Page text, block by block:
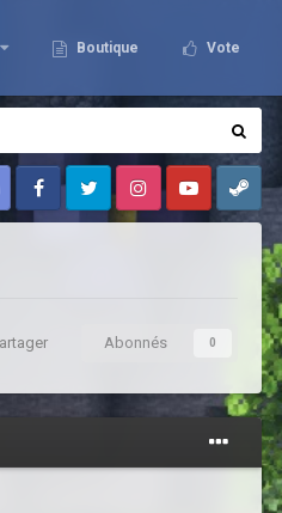
Boutique Vote
FacebookTwitter InstagramYoutubeSteam
Abonnés 0